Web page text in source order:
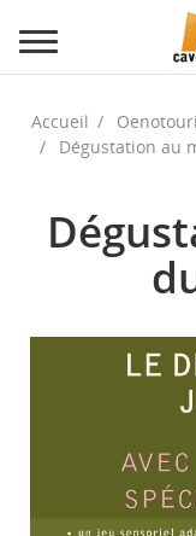
Accueil
Dégustation au